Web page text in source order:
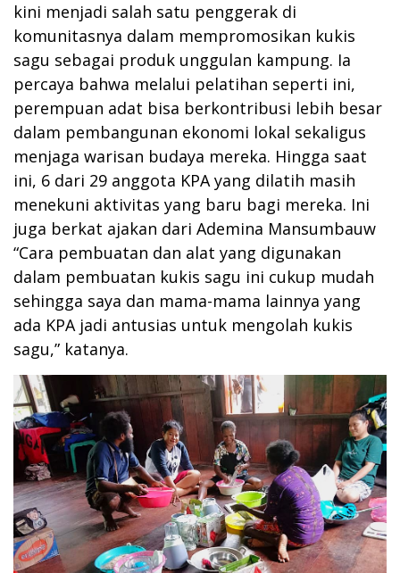
kini menjadi salah satu penggerak di
komunitasnya dalam mempromosikan kukis
sagu sebagai produk unggulan kampung. Ia
percaya bahwa melalui pelatihan seperti ini,
perempuan adat bisa berkontribusi lebih besar
dalam pembangunan ekonomi lokal sekaligus
menjaga warisan budaya mereka. Hingga saat
ini, 6 dari 29 anggota KPA yang dilatih masih
menekuni aktivitas yang baru bagi mereka. Ini
juga berkat ajakan dari Ademina Mansumbauw
“Cara pembuatan dan alat yang digunakan
dalam pembuatan kukis sagu ini cukup mudah
sehingga saya dan mama-mama lainnya yang
ada KPA jadi antusias untuk mengolah kukis
sagu,” katanya.